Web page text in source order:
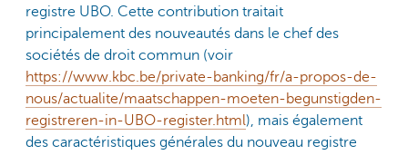
registre UBO. Cette contribution traitait
principalement des nouveautés dans le chef des
sociétés de droit commun (voir
https://www.kbc.be/private-banking/fr/a-propos-de-
nous/actualite/maatschappen-moeten-begunstigden-
registreren-in-UBO-register.html), mais également
des caractéristiques générales du nouveau registre